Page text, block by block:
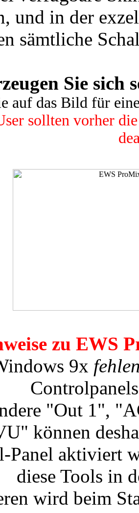
und in der
sämtliche
Sie
auf das Bild für
sollten vorher
zu EWS
9x
"Out 1",
können
Panel aktiviert
diese Tools in
wird beim